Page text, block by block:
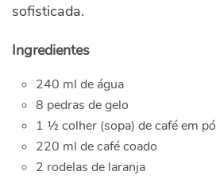
sofisticada.
Ingredientes
240 ml de água
8 pedras de gelo
1 ½ colher (sopa) de café em pó
220 ml de café coado
2 rodelas de laranja